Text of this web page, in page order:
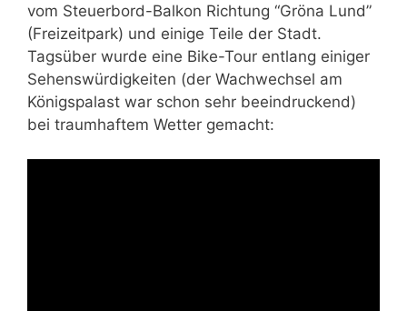
vom Steuerbord-Balkon Richtung “Gröna Lund”
(Freizeitpark) und einige Teile der Stadt.
Tagsüber wurde eine Bike-Tour entlang einiger
Sehenswürdigkeiten (der Wachwechsel am
Königspalast war schon sehr beeindruckend)
bei traumhaftem Wetter gemacht: